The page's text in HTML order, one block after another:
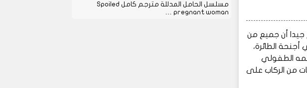
جيدا أن جميع من
الطائرة،
الطفولي
من الركاب على
مسلسل الحامل المدللة مترجم كامل Spoiled
pregnant woman …